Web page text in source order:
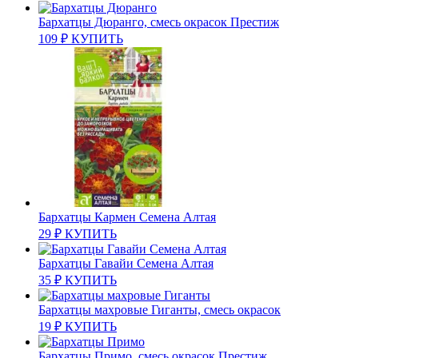
Бархатцы Дюранго, смесь окрасок Престиж
109 ₽ КУПИТЬ
Бархатцы Кармен Семена Алтая
29 ₽ КУПИТЬ
Бархатцы Гавайи Семена Алтая
35 ₽ КУПИТЬ
Бархатцы махровые Гиганты, смесь окрасок
19 ₽ КУПИТЬ